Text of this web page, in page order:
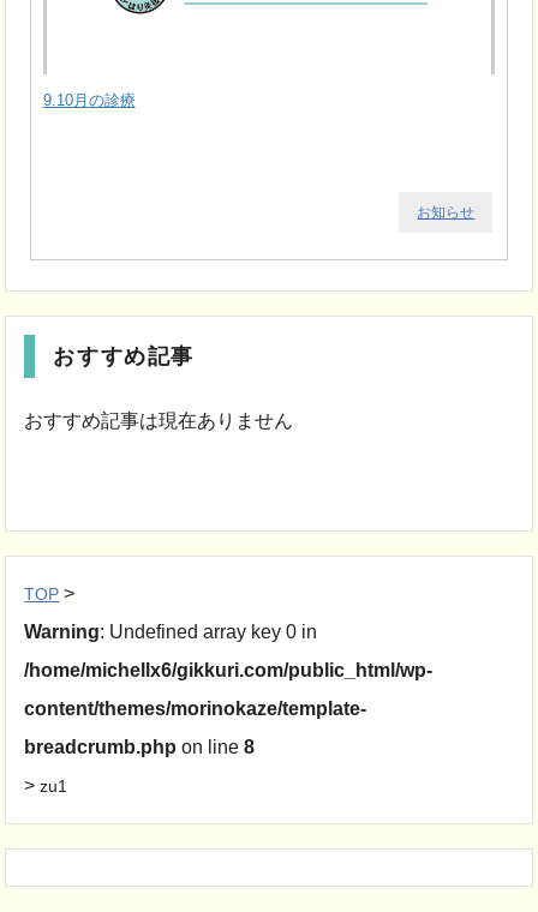
9.10月の診療
お知らせ
おすすめ記事
おすすめ記事は現在ありません
TOP >
Warning: Undefined array key 0 in
/home/michellx6/gikkuri.com/public_html/wp-
content/themes/morinokaze/template-
breadcrumb.php on line8
>zu1